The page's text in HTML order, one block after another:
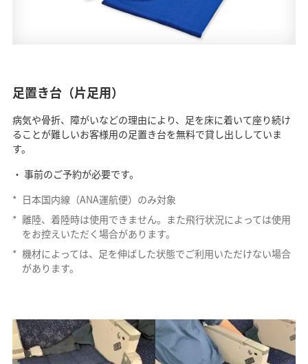
足置き台（片足用）
病気や骨折、障がいなどの理由により、足を床に着いて座り続け
ることが難しいお客様用の足置き台を無料で貸し出ししていま
す。
事前のご予約が必要です。
* 日本国内線（ANA運航便）のみ対象
* 離陸、着陸時は使用できません。また飛行状況によっては使用
をお控えいただく場合があります。
* 機材によっては、足を伸ばした状態でご利用いただけない場合
があります。